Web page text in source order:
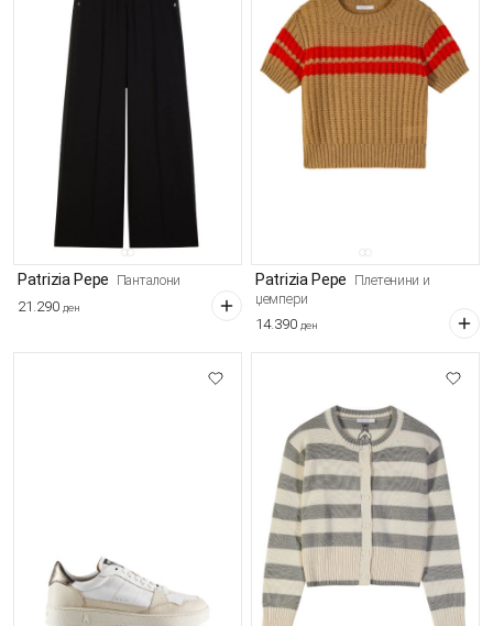
Patrizia Pepe Панталони
21.290 ден
Patrizia Pepe Плетенини и
џемпери
14.390 ден